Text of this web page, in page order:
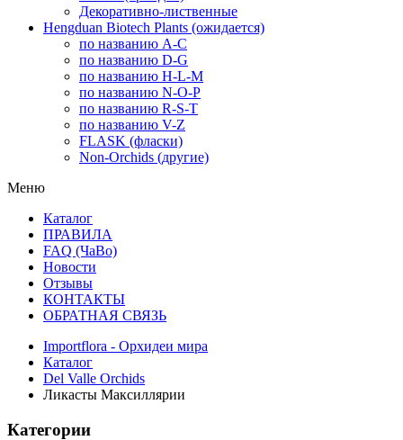
Декоративно-лиственные
Hengduan Biotech Plants (ожидается)
по названию A-C
по названию D-G
по названию H-L-M
по названию N-O-P
по названию R-S-T
по названию V-Z
FLASK (фласки)
Non-Orchids (другие)
Меню
Каталог
ПРАВИЛА
FAQ (ЧаВо)
Новости
Отзывы
КОНТАКТЫ
ОБРАТНАЯ СВЯЗЬ
Importflora - Орхидеи мира
Каталог
Del Valle Orchids
Ликасты Максиллярии
Категории